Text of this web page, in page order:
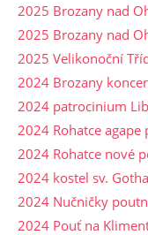
2025 Brozany nad
2025 Brozany nad
2025 Velikonoční
2024 Brozany
2024 patrocinium
2024 Rohatce
2024 Rohatce nové
2024 kostel sv.
2024 Nučničky
2024 Pouť na